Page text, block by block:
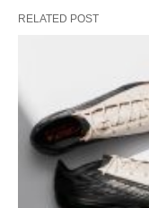
RELATED POST